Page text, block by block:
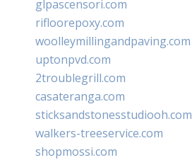
glpascensori.com
rifloorepoxy.com
woolleymillingandpaving.com
uptonpvd.com
2troublegrill.com
casateranga.com
sticksandstonesstudiooh.com
walkers-treeservice.com
shopmossi.com